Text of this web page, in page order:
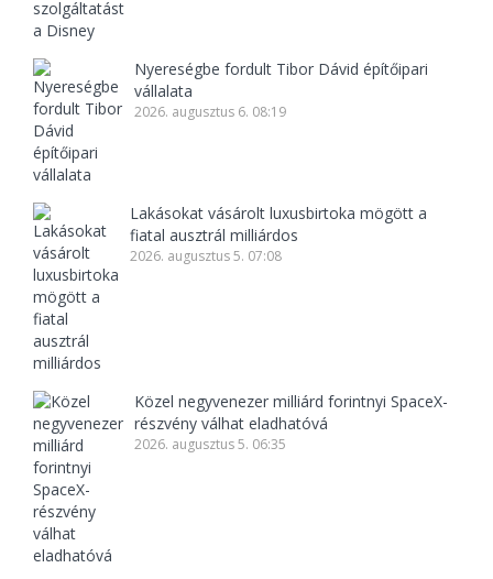
Nyereségbe fordult Tibor Dávid építőipari
vállalata
2026. augusztus 6. 08:19
Lakásokat vásárolt luxusbirtoka mögött a
fiatal ausztrál milliárdos
2026. augusztus 5. 07:08
Közel negyvenezer milliárd forintnyi SpaceX-
részvény válhat eladhatóvá
2026. augusztus 5. 06:35